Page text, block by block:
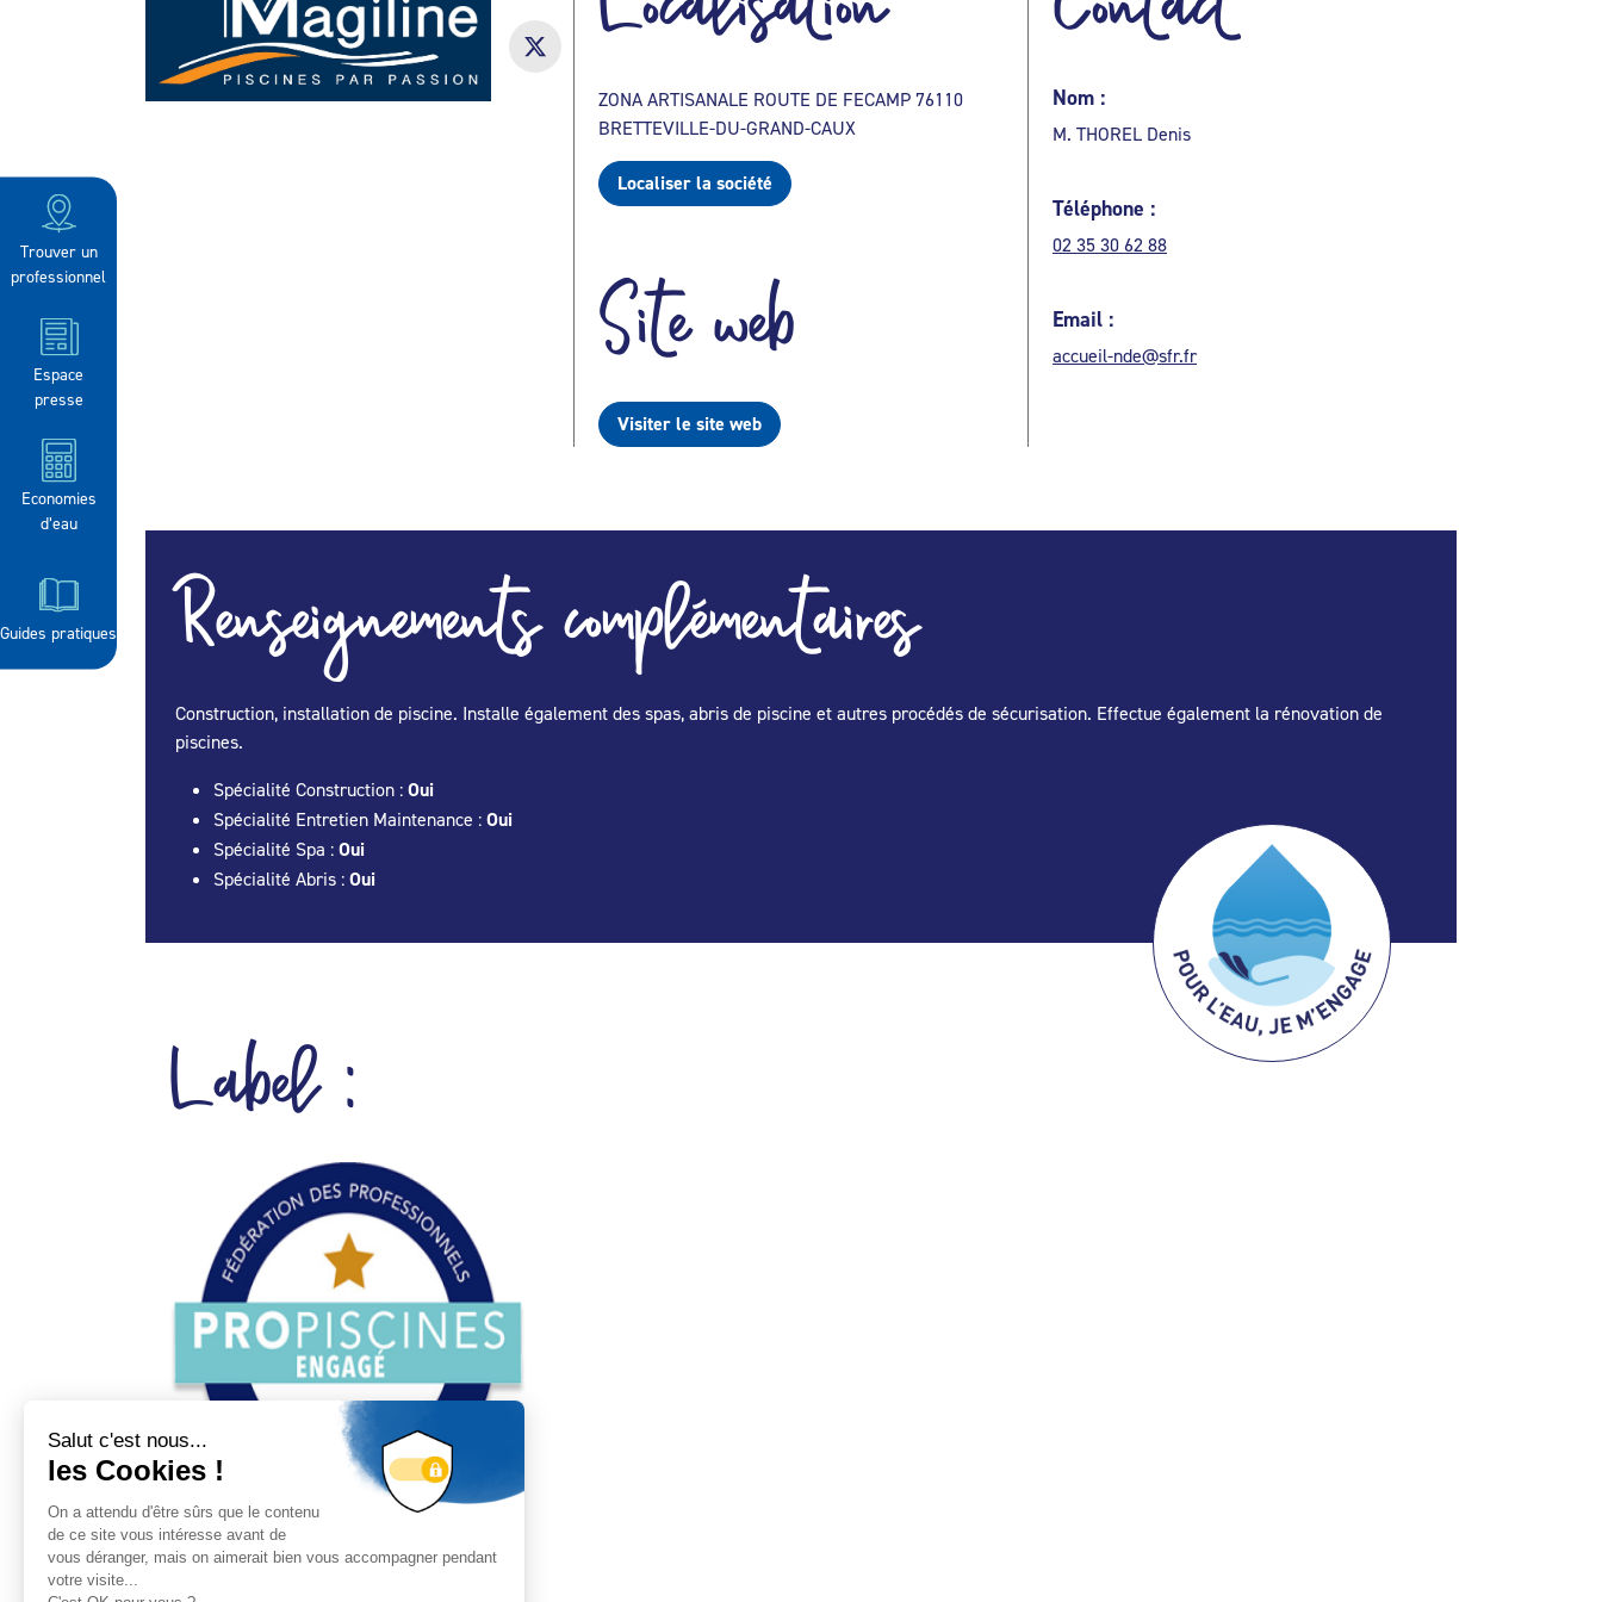
Trouver un
professionnel
Espace
presse
Economies
d’eau
Guides pratiques
ZONA ARTISANALE ROUTE DE FECAMP 76110
BRETTEVILLE-DU-GRAND-CAUX
Localiser la société
Site web
Visiter le site web
Nom :
M. THOREL Denis
Téléphone :
02 35 30 62 88
Email :
accueil-nde@sfr.fr
Renseignements complémentaires
Construction, installation de piscine. Installe également des spas, abris de piscine et autres procédés de sécurisation. Effectue également la rénovation de
piscines.
Spécialité Construction : Oui
Spécialité Entretien Maintenance : Oui
Spécialité Spa : Oui
Spécialité Abris : Oui
Label :